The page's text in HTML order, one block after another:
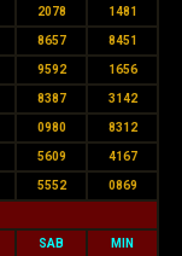
2078 1481
8657 8451
9592 1656
8387 3142
0980 8312
5609 4167
5552 0869
SAB MIN